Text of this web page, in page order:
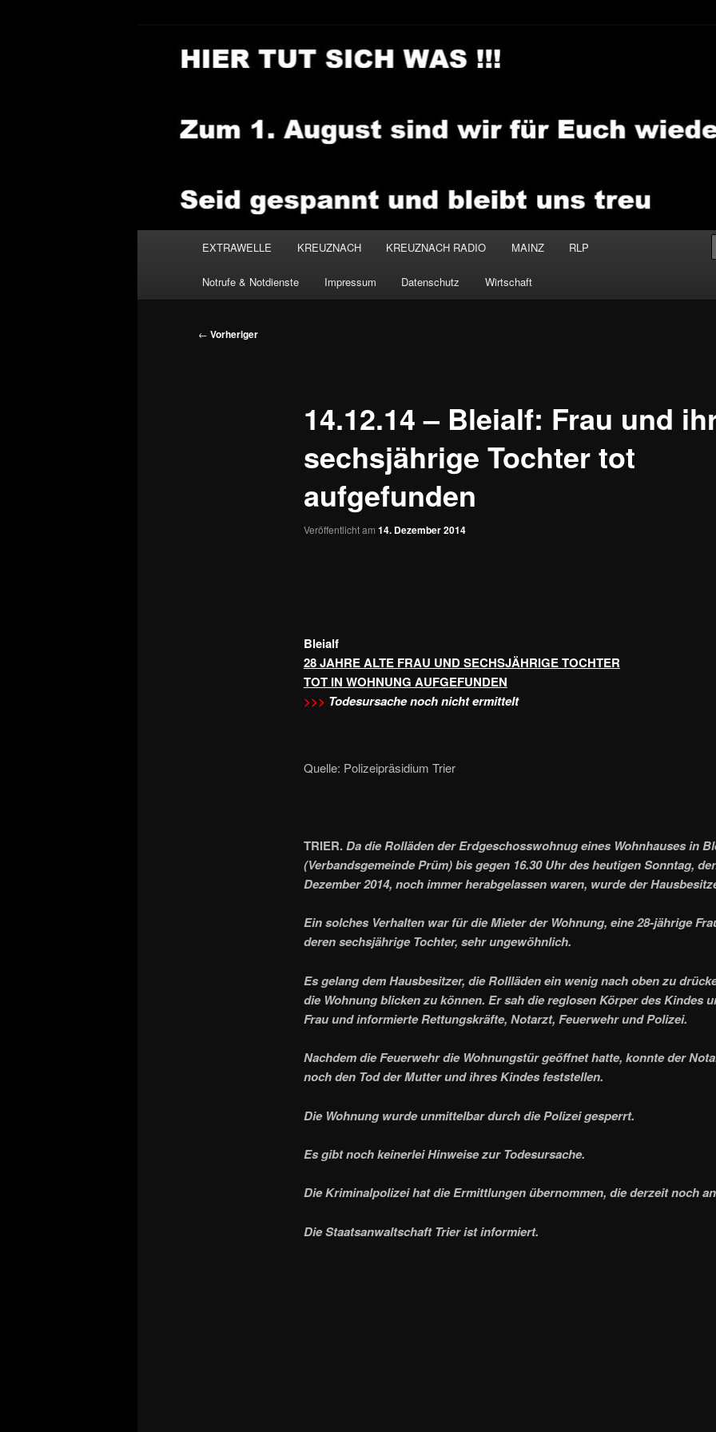
EXTRAWELLE KREUZNACH KREUZNACH RADIO MAINZ RLP
Notrufe & Notdienste Impressum Datenschutz Wirtschaft
Beitragsnavigation
← Vorheriger
14.12.14 – Bleialf: Frau und
sechsjährige Tochter tot
aufgefunden
Veröffentlicht am 14. Dezember 2014
Bleialf
28 JAHRE ALTE FRAU UND SECHSJÄHRIGE TOCHTER
TOT IN WOHNUNG AUFGEFUNDEN
>>> Todesursache noch nicht ermittelt
Quelle: Polizeipräsidium Trier
TRIER.Da die Rolläden der Erdgeschosswohnug eines Wohnhauses in
(Verbandsgemeinde Prüm) bis gegen 16.30 Uhr des heutigen Sonntag,
Dezember 2014, noch immer herabgelassen waren, wurde der
Ein solches Verhalten war für die Mieter der Wohnung, eine 28-jährige
deren sechsjährige Tochter, sehr ungewöhnlich.
Es gelang dem Hausbesitzer, die Rollläden ein wenig nach oben zu
die Wohnung blicken zu können. Er sah die reglosen Körper des Kindes
Frau und informierte Rettungskräfte, Notarzt, Feuerwehr und Polizei.
Nachdem die Feuerwehr die Wohnungstür geöffnet hatte, konnte der
noch den Tod der Mutter und ihres Kindes feststellen.
Die Wohnung wurde unmittelbar durch die Polizei gesperrt.
Es gibt noch keinerlei Hinweise zur Todesursache.
Die Kriminalpolizei hat die Ermittlungen übernommen, die derzeit noch
Die Staatsanwaltschaft Trier ist informiert.